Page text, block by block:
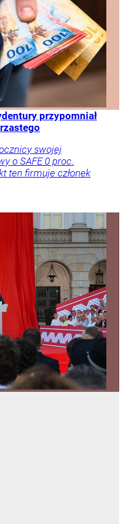
przypomniał
swojej
o SAFE 0 proc.
ten firmuje członek